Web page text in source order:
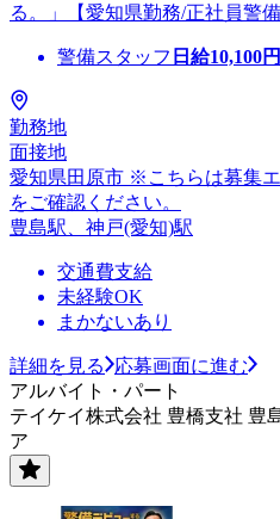
る。」【愛知県勤務/正社員警備
警備スタッフ 日給10,100
勤務地
面接地
愛知県田原市 ※こちらは募集
をご確認ください。
豊島駅、神戸(愛知)駅
交通費支給
未経験OK
まかないあり
詳細を見る
応募画面に進む
アルバイト・パート
テイケイ株式会社 豊橋支社 豊
ア